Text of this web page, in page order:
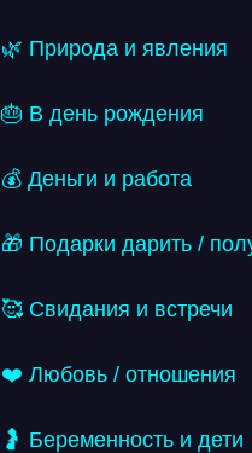
🌿 Природа и явления
🎂 В день рождения
💰 Деньги и работа
🎁 Подарки дарить /
🥰 Свидания и встречи
❤️ Любовь / отношения
🤰 Беременность и дети